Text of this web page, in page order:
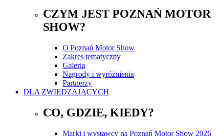
CZYM JEST POZNAŃ MOTOR
SHOW?
O Poznań Motor Show
Zakres tematyczny
Galeria
Nagrody i wyróżnienia
Partnerzy
DLA ZWIEDZAJĄCYCH
CO, GDZIE, KIEDY?
Marki i wystawcy na Poznań Motor Show 2026